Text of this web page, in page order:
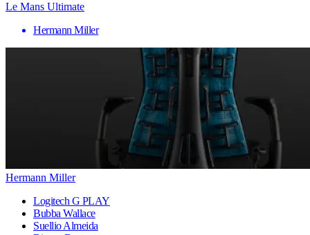
Le Mans Ultimate
Hermann Miller
Hermann Miller
Logitech G PLAY
Bubba Wallace
Suellio Almeida